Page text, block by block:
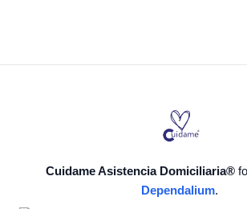
Cuidame Asistencia Domiciliaria®
Dependalium.